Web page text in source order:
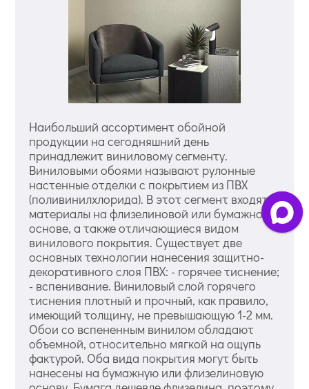
Наибольший ассортимент обойной
продукции на сегодняшний день
принадлежит виниловому сегменту.
Виниловыми обоями называют рулонные
настенные отделки с покрытием из ПВХ
(поливинилхлорида). В этот сегмент входят
материалы на флизелиновой или бумажной
основе, а также отличающиеся видом
винилового покрытия. Существует две
основных технологии нанесения защитно-
декоративного слоя ПВХ: - горячее тиснение;
- вспенивание. Виниловый слой горячего
тиснения плотный и прочный, как правило,
имеющий толщину, не превышающую 1-2 мм.
Обои со вспененным винилом обладают
объемной, относительно мягкой на ощупь
фактурой. Оба вида покрытия могут быть
нанесены на бумажную или флизелиновую